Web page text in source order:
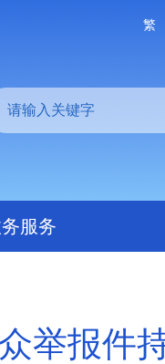
繁
服务
举报件